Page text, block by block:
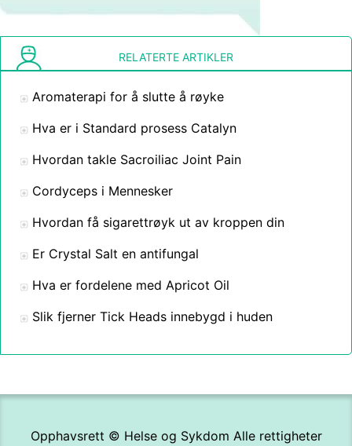
RELATERTE ARTIKLER
Aromaterapi for å slutte å røyke
Hva er i Standard prosess Catalyn
Hvordan takle Sacroiliac Joint Pain
Cordyceps i Mennesker
Hvordan få sigarettrøyk ut av kroppen din
Er Crystal Salt en antifungal
Hva er fordelene med Apricot Oil
Slik fjerner Tick Heads innebygd i huden
Opphavsrett © Helse og Sykdom Alle rettigheter